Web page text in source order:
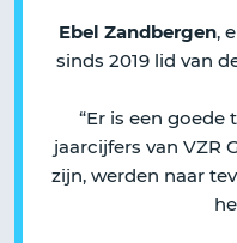
Ebel Zandbergen,
sinds 2019 lid van
“Er is een
jaarcijfers van VZR
zijn, werden naar